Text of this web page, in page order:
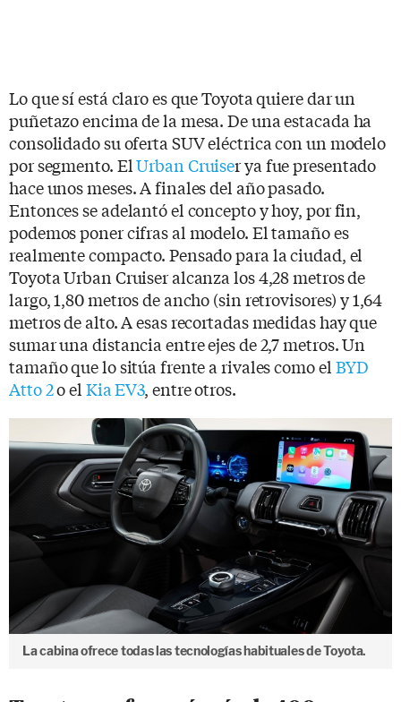
Lo que sí está claro es que Toyota quiere dar un
puñetazo encima de la mesa. De una estacada ha
consolidado su oferta SUV eléctrica con un modelo
por segmento. ElUrban Cruiser ya fue presentado
hace unos meses. A finales del año pasado.
Entonces se adelantó el concepto y hoy, por fin,
podemos poner cifras al modelo. El tamaño es
realmente compacto. Pensado para la ciudad, el
Toyota Urban Cruiser alcanza los 4,28 metros de
largo, 1,80 metros de ancho (sin retrovisores) y 1,64
metros de alto. A esas recortadas medidas hay que
sumar una distancia entre ejes de 2,7 metros. Un
tamaño que lo sitúa frente a rivales como el BYD
Atto 2o el Kia EV3, entre otros.
La cabina ofrece todas las tecnologías habituales de Toyota.